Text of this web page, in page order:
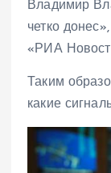
Владимир
четко
«РИА
Таким
какие